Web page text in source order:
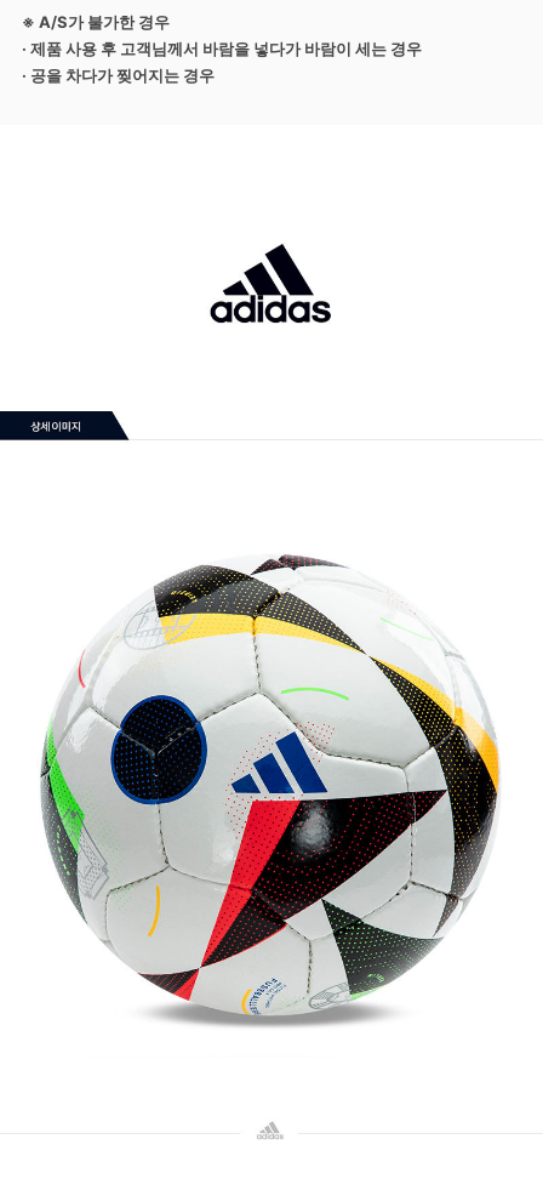
※ A/S가 불가한 경우
· 제품 사용 후 고객님께서 바람을 넣다가 바람이 세는 경우
· 공을 차다가 찢어지는 경우